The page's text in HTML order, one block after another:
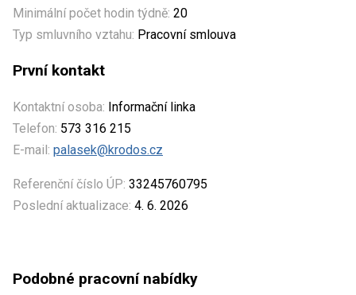
Minimální počet hodin týdně: 20
Typ smluvního vztahu: Pracovní smlouva
První kontakt
Kontaktní osoba: Informační linka
Telefon: 573 316 215
E-mail: palasek@krodos.cz
Referenční číslo ÚP: 33245760795
Poslední aktualizace: 4. 6. 2026
Podobné pracovní nabídky